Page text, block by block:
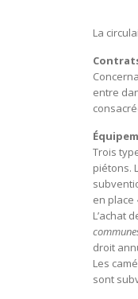
La
entre
Trois
piétons.
en place
L’achat
droit
Les
sont